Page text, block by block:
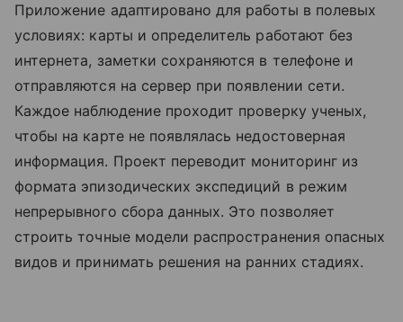
Приложение адаптировано для работы в полевых
условиях: карты и определитель работают без
интернета, заметки сохраняются в телефоне и
отправляются на сервер при появлении сети.
Каждое наблюдение проходит проверку ученых,
чтобы на карте не появлялась недостоверная
информация. Проект переводит мониторинг из
формата эпизодических экспедиций в режим
непрерывного сбора данных. Это позволяет
строить точные модели распространения опасных
видов и принимать решения на ранних стадиях.